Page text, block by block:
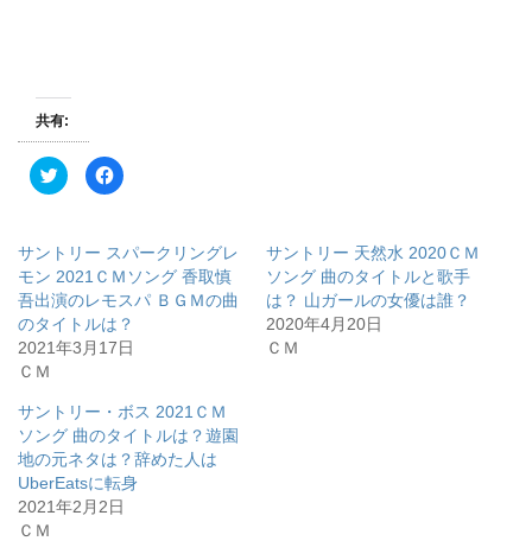
共有:
ク
リ
て
T
w
i
t
t
e
r
で
新
し
い
ウ
ィ
ン
ド
ウ
F
a
o
k
で
共
有
す
る
に
ッ
ク
し
て
く
だ
さ
い
サントリー スパークリングレ
モン 2021ＣＭソング 香取慎
吾出演のレモスパ ＢＧＭの曲
のタイトルは？
2021年3月17日
ＣＭ
サントリー 天然水 2020ＣＭ
ソング 曲のタイトルと歌手
は？ 山ガールの女優は誰？
2020年4月20日
ＣＭ
サントリー・ボス 2021ＣＭ
ソング 曲のタイトルは？遊園
地の元ネタは？辞めた人は
UberEatsに転身
2021年2月2日
ＣＭ